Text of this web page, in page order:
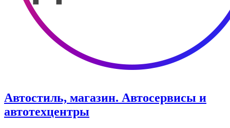
Автостиль, магазин. Автосервисы и
автотехцентры